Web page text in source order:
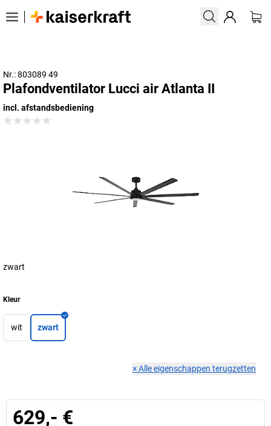
Nr.: 803089 49
Plafondventilator Lucci air Atlanta II
incl. afstandsbediening
zwart
Kleur
wit zwart
×Alle eigenschappen terugzetten
629,- €